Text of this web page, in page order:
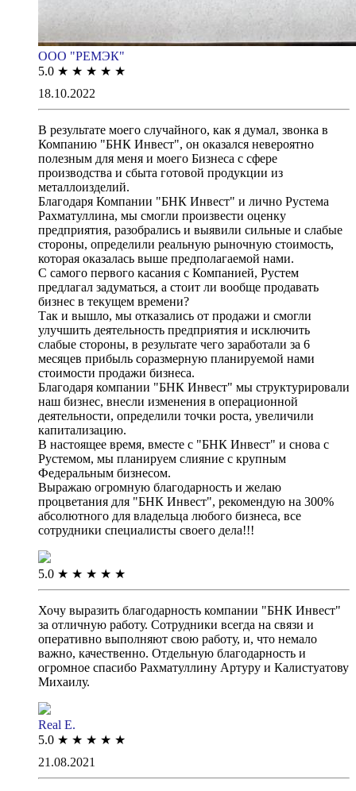
ООО "РЕМЭК"
5.0 ★ ★ ★ ★ ★
18.10.2022
В результате моего случайного, как я думал, звонка в
Компанию "БНК Инвест", он оказался невероятно
полезным для меня и моего Бизнеса с сфере
производства и сбыта готовой продукции из
металлоизделий.
Благодаря Компании "БНК Инвест" и лично Рустема
Рахматуллина, мы смогли произвести оценку
предприятия, разобрались и выявили сильные и слабые
стороны, определили реальную рыночную стоимость,
которая оказалась выше предполагаемой нами.
С самого первого касания с Компанией, Рустем
предлагал задуматься, а стоит ли вообще продавать
бизнес в текущем времени?
Так и вышло, мы отказались от продажи и смогли
улучшить деятельность предприятия и исключить
слабые стороны, в результате чего заработали за 6
месяцев прибыль соразмерную планируемой нами
стоимости продажи бизнеса.
Благодаря компании "БНК Инвест" мы структурировали
наш бизнес, внесли изменения в операционной
деятельности, определили точки роста, увеличили
капитализацию.
В настоящее время, вместе с "БНК Инвест" и снова с
Рустемом, мы планируем слияние с крупным
Федеральным бизнесом.
Выражаю огромную благодарность и желаю
процветания для "БНК Инвест", рекомендую на 300%
абсолютного для владельца любого бизнеса, все
сотрудники специалисты своего дела!!!
5.0 ★ ★ ★ ★ ★
Хочу выразить благодарность компании "БНК Инвест"
за отличную работу. Сотрудники всегда на связи и
оперативно выполняют свою работу, и, что немало
важно, качественно. Отдельную благодарность и
огромное спасибо Рахматуллину Артуру и Калистуатову
Михаилу.
Real E.
5.0 ★ ★ ★ ★ ★
21.08.2021